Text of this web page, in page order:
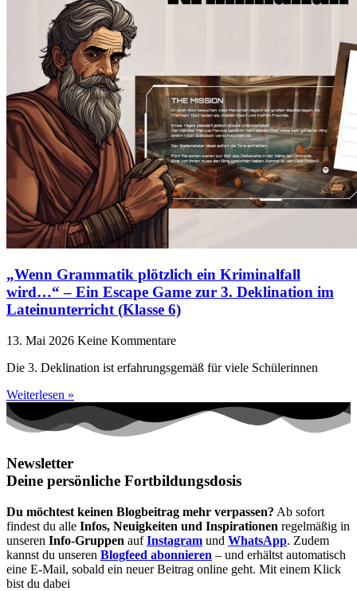
„Wenn Grammatik plötzlich ein Kriminalfall
wird…“ – Ein Escape Game zur 3. Deklination im
Lateinunterricht (Klasse 6)
13. Mai 2026 Keine Kommentare
Die 3. Deklination ist erfahrungsgemäß für viele Schülerinnen
Weiterlesen »
Newsletter
Deine persönliche Fortbildungsdosis
Du möchtest keinen Blogbeitrag mehr verpassen? Ab sofort
findest du alle Infos, Neuigkeiten und Inspirationen regelmäßig in
unseren Info-Gruppen aufInstagram und WhatsApp. Zudem
kannst du unseren Blogfeed abonnieren – und erhältst automatisch
eine E-Mail, sobald ein neuer Beitrag online geht. Mit einem Klick
bist du dabei